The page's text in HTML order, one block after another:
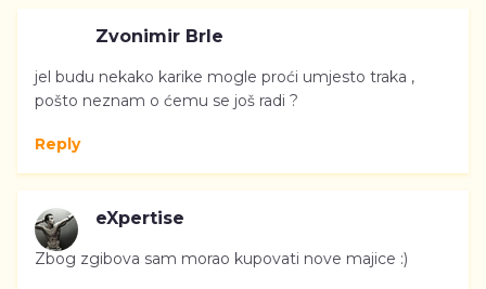
Zvonimir Brle
jel budu nekako karike mogle proći umjesto traka ,
pošto neznam o ćemu se još radi ?
Reply
eXpertise
Zbog zgibova sam morao kupovati nove majice :)